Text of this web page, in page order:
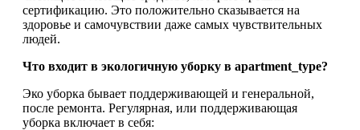
сертификацию. Это положительно сказывается на
здоровье и самочувствии даже самых чувствительных
людей.
Что входит в экологичную уборку в apartment_type?
Эко уборка бывает поддерживающей и генеральной,
после ремонта. Регулярная, или поддерживающая
уборка включает в себя: